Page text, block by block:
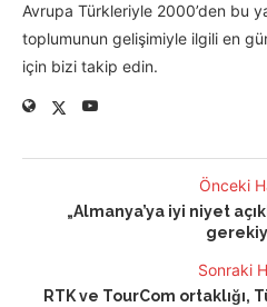
Avrupa Türkleriyle 2000’den bu
toplumunun gelişimiyle ilgili en
için bizi takip edin.
Önceki
„Almanya’ya iyi niyet
Sonraki
RTK ve TourCom ortaklığı,